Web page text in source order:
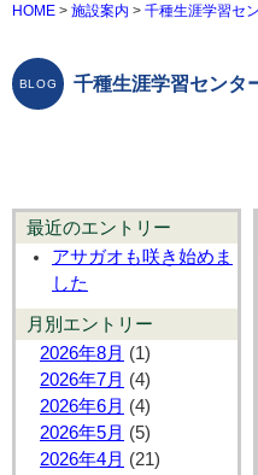
HOME > 施設案内 > 千種生涯学習セ
千種生涯学習センタ
最近のエントリー
アサガオも咲き始めま
した
月別エントリー
2026年8月 (1)
2026年7月 (4)
2026年6月 (4)
2026年5月 (5)
2026年4月 (21)